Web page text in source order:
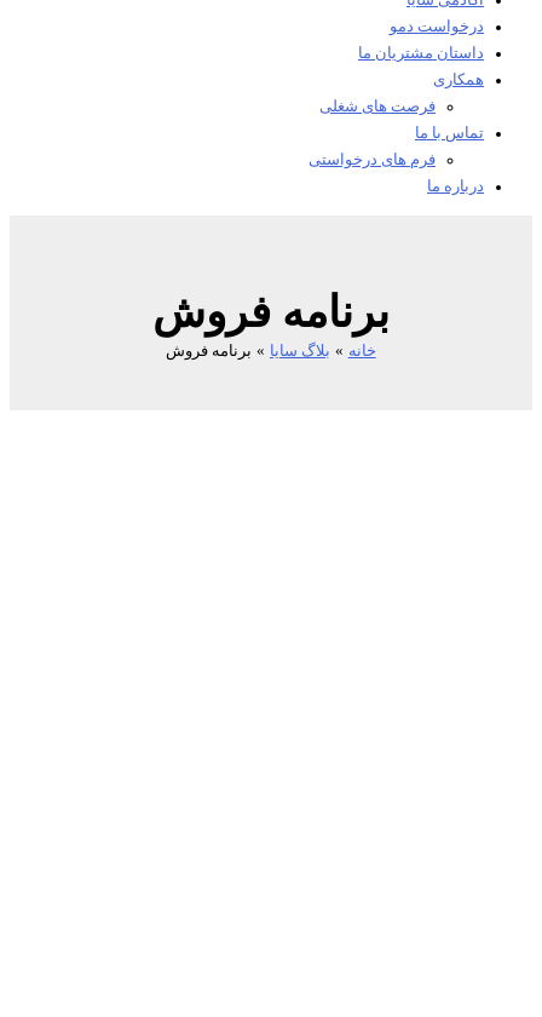
درخواست دمو
داستان مشتریان ما
همکاری
فرصت های شغلی
تماس با ما
فرم های درخواستی
درباره ما
برنامه فروش
بلاگ سایا برنامه فروش